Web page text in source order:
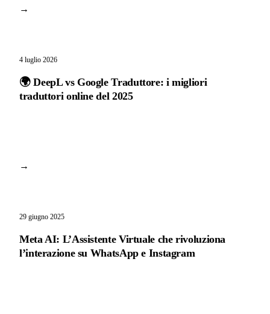
→
4 luglio 2026
🌍 DeepL vs Google Traduttore: i migliori
traduttori online del 2025
→
29 giugno 2025
Meta AI: L’Assistente Virtuale che rivoluziona
l’interazione su WhatsApp e Instagram